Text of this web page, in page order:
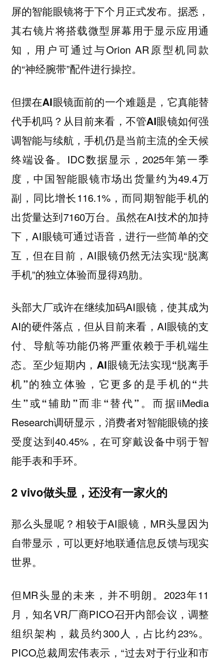
屏的智能眼镜将于下个月正式发布。据悉，
其右镜片将搭载微型屏幕用于显示应用通
知，用户可通过与Orion AR原型机同款
的“神经腕带”配件进行操控。
但摆在AI眼镜面前的一个难题是，它真能替
代手机吗？从目前来看，不管AI眼镜如何强
调智能与续航，手机仍是当前主流的全天候
终端设备。 IDC数据显示，2025年第一季
度，中国智能眼镜市场出货量约为49.4万
副，同比增长116.1%，而同期智能手机的
出货量达到7160万台。虽然在AI技术的加持
下，AI眼镜可通过语音，进行一些简单的交
互，但在目前，AI眼镜仍然无法实现“脱离
手机”的独立体验而显得鸡肋。
头部大厂或许在继续加码AI眼镜，使其成为
AI的硬件落点，但从目前来看，AI眼镜的支
付、导航等功能仍将严重依赖于手机端生
态。 至少短期内，AI眼镜无法实现“脱离手
机”的独立体验，它更多的是手机的“共
生”或“辅助”而非“替代”。而据iiMedia
Research调研显示，消费者对智能眼镜的接
受度达到40.45%，在可穿戴设备中弱于智
能手表和手环。
2 vivo做头显，还没有一家火的
那么头显呢？相较于AI眼镜，MR头显因为
自带显示，可以更好地联通信息反馈与现实
世界。
但MR头显的未来，并不明朗。2023年11
月，知名VR厂商PICO召开内部会议，调整
组织架构，裁员约300人，占比约23%。
PICO总裁周宏伟表示，“过去对于行业和市